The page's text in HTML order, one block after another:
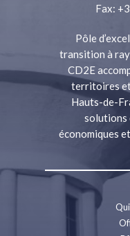
Fax:
Pôle
transition à
CD2E
territoires et
Hauts-de-
solutions
économiques